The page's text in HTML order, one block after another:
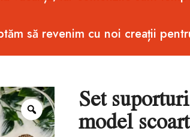
să revenim cu noi creații
Zoom Set
model